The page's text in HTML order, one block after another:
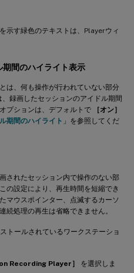
示す緑色のテキストは、Playerウィ
間のハイライト表示
は、何も操作が行われていない部分
録画したセッションのアイドル期間
プションは、デフォルトで
［オン］
期間のハイライト 」を参照してくだ
されたセッション内で操作のない部
の設定により、再生時間を短縮でき
マウスポインター、点滅するカーソ
続処理の再生は省略できません。
ールされているワークステーショ
Recording Player］
を選択しま